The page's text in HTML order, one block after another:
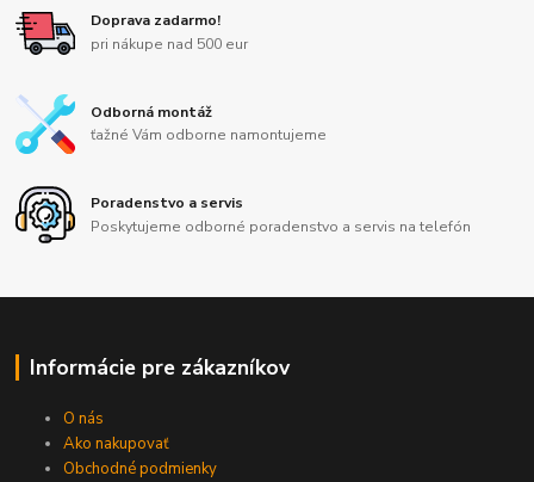
Doprava zadarmo!
pri nákupe nad 500 eur
Odborná montáž
ťažné Vám odborne namontujeme
Poradenstvo a servis
Poskytujeme odborné poradenstvo a servis na telefón
Informácie pre zákazníkov
O nás
Ako nakupovať
Obchodné podmienky